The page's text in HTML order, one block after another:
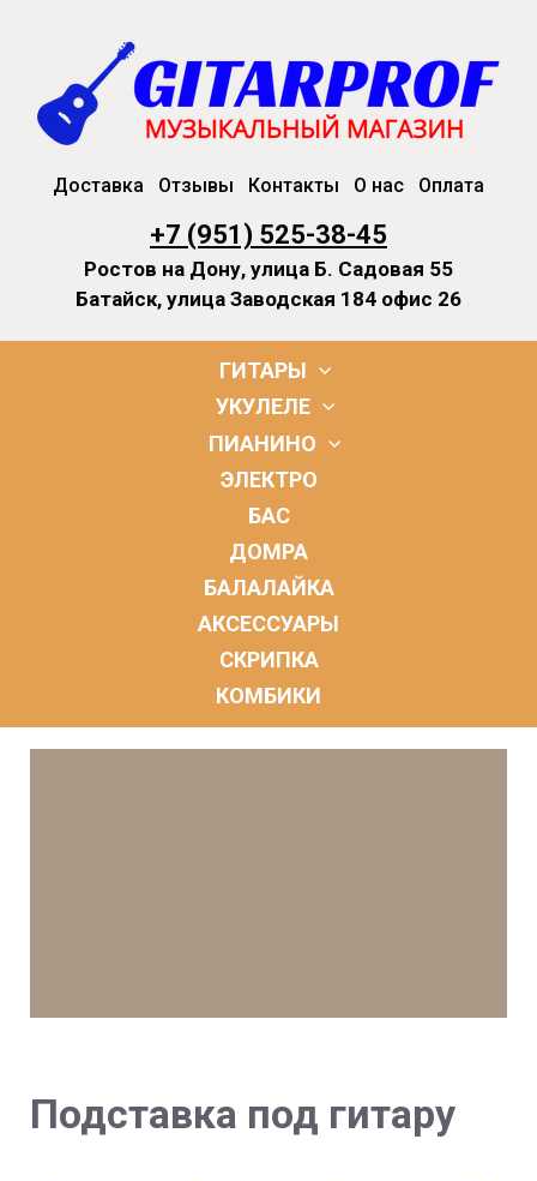
Доставка Отзывы Контакты О нас Оплата
+7 (951) 525-38-45
Ростов на Дону, улица Б. Садовая 55
Батайск, улица Заводская 184 офис 26
ГИТАРЫ
УКУЛЕЛЕ
ПИАНИНО
ЭЛЕКТРО
БАС
ДОМРА
БАЛАЛАЙКА
АКСЕССУАРЫ
СКРИПКА
КОМБИКИ
Подставка под гитару